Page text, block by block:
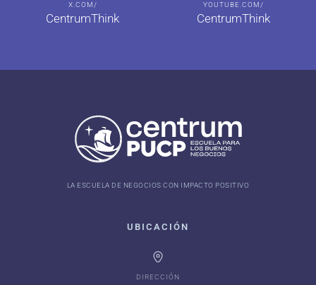
X.COM/
CentrumThink
YOUTUBE.COM/
CentrumThink
LA ESCUELA DE NEGOCIOS CON IMPACTO POSITIVO
UBICACIÓN
DIRECCIÓN